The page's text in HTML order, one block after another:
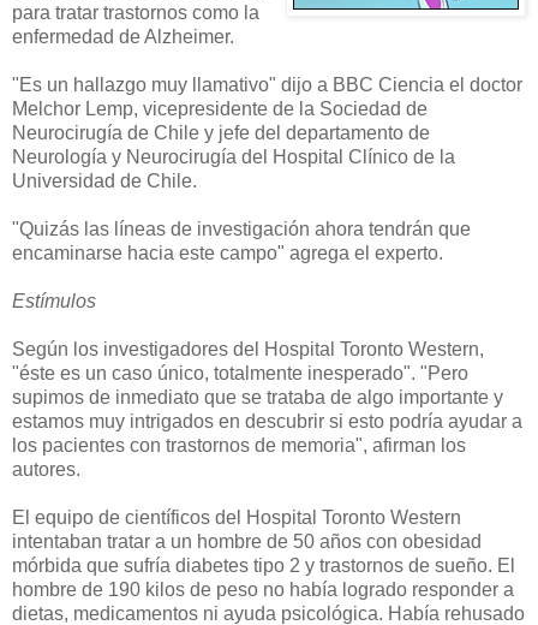
para tratar trastornos como la
enfermedad de Alzheimer.
"Es un hallazgo muy llamativo" dijo a BBC Ciencia el doctor
Melchor Lemp, vicepresidente de la Sociedad de
Neurocirugía de Chile y jefe del departamento de
Neurología y Neurocirugía del Hospital Clínico de la
Universidad de Chile.
"Quizás las líneas de investigación ahora tendrán que
encaminarse hacia este campo" agrega el experto.
Estímulos
Según los investigadores del Hospital Toronto Western,
"éste es un caso único, totalmente inesperado". "Pero
supimos de inmediato que se trataba de algo importante y
estamos muy intrigados en descubrir si esto podría ayudar a
los pacientes con trastornos de memoria", afirman los
autores.
El equipo de científicos del Hospital Toronto Western
intentaban tratar a un hombre de 50 años con obesidad
mórbida que sufría diabetes tipo 2 y trastornos de sueño. El
hombre de 190 kilos de peso no había logrado responder a
dietas, medicamentos ni ayuda psicológica. Había rehusado